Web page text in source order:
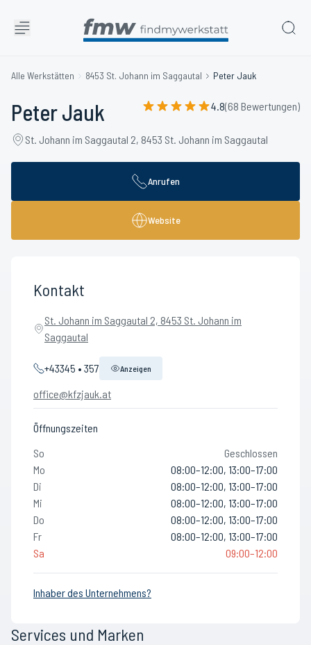
Alle Werkstätten 8453 St. Johann im Saggautal Peter Jauk
Peter Jauk 4.8(68 Bewertungen)
St. Johann im Saggautal 2, 8453 St. Johann im Saggautal
Anrufen
Website
Kontakt
St. Johann im Saggautal 2, 8453 St. Johann im
Saggautal
+43345 • 357 Anzeigen
office@kfzjauk.at
Öffnungszeiten
So
Geschlossen
Mo
08:00–12:00, 13:00–17:00
Di
08:00–12:00, 13:00–17:00
Mi
08:00–12:00, 13:00–17:00
Do
08:00–12:00, 13:00–17:00
Fr
08:00–12:00, 13:00–17:00
Sa
09:00–12:00
Inhaber des Unternehmens?
Services und Marken